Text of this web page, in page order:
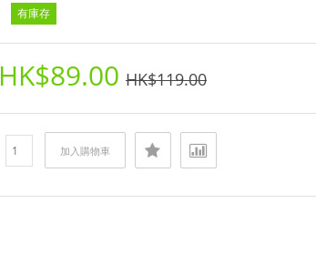
有庫存
HK$89.00 HK$119.00
加入購物車